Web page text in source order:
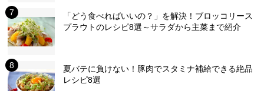
「どう食べればいいの？」を解決！ブロッコリース
プラウトのレシピ8選～サラダから主菜まで紹介
夏バテに負けない！豚肉でスタミナ補給できる絶品
レシピ8選